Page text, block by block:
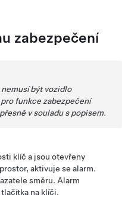
zabezpečení
být vozidlo
funkce zabezpečení
v souladu s popisem.
klíč a jsou otevřeny
aktivuje se alarm.
směru. Alarm
na klíči.